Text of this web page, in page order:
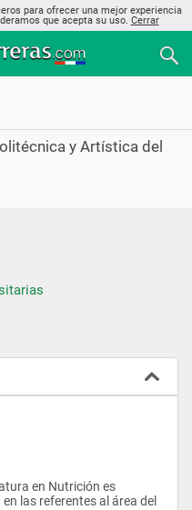
para ofrecer una mejor experiencia
que acepta su uso. Cerrar
y Artística del
en Nutrición es
las referentes al área del